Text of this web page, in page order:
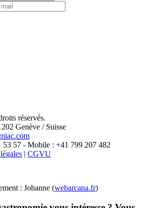
X
réservés.
Genève / Suisse
53 57 - Mobile : +41 799 207 482
| CGVU
: Johanne (webarcana.fr)